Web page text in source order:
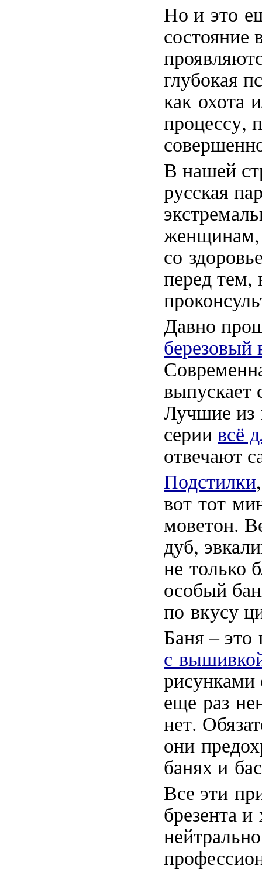
Но и это
состояние
глубокая
как охота
процессу,
В нашей
русская
со
перед тем,
Давно
березовый
выпускает
Лучшие из
сериивсё
отвечают
Подстилки
вот тот
моветон.
дуб,
не только
особый
по вкусу
Баня –
с
рисунками
еще раз
нет.
они
банях и
Все эти
брезента